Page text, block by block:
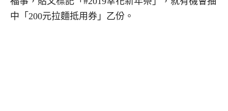
中「200元拉麵抵用券」乙份。